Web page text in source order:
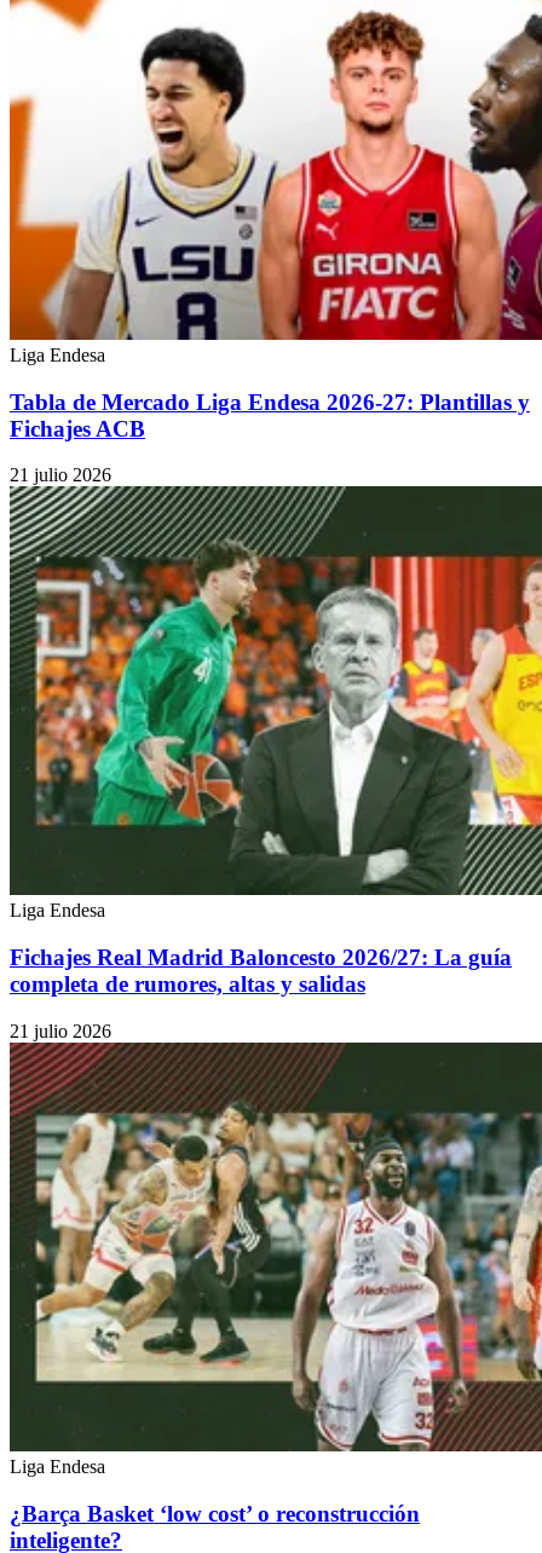
Liga Endesa
Tabla de Mercado Liga Endesa 2026-27: Plantillas y
Fichajes ACB
21 julio 2026
Liga Endesa
Fichajes Real Madrid Baloncesto 2026/27: La guía
completa de rumores, altas y salidas
21 julio 2026
Liga Endesa
¿Barça Basket ‘low cost’ o reconstrucción
inteligente?